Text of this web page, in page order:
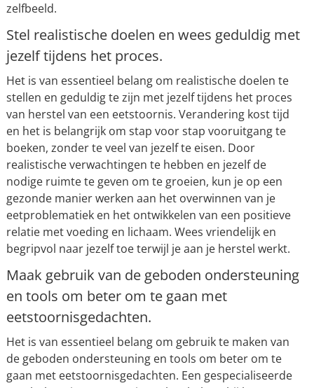
zelfbeeld.
Stel realistische doelen en wees geduldig met
jezelf tijdens het proces.
Het is van essentieel belang om realistische doelen te
stellen en geduldig te zijn met jezelf tijdens het proces
van herstel van een eetstoornis. Verandering kost tijd
en het is belangrijk om stap voor stap vooruitgang te
boeken, zonder te veel van jezelf te eisen. Door
realistische verwachtingen te hebben en jezelf de
nodige ruimte te geven om te groeien, kun je op een
gezonde manier werken aan het overwinnen van je
eetproblematiek en het ontwikkelen van een positieve
relatie met voeding en lichaam. Wees vriendelijk en
begripvol naar jezelf toe terwijl je aan je herstel werkt.
Maak gebruik van de geboden ondersteuning
en tools om beter om te gaan met
eetstoornisgedachten.
Het is van essentieel belang om gebruik te maken van
de geboden ondersteuning en tools om beter om te
gaan met eetstoornisgedachten. Een gespecialiseerde